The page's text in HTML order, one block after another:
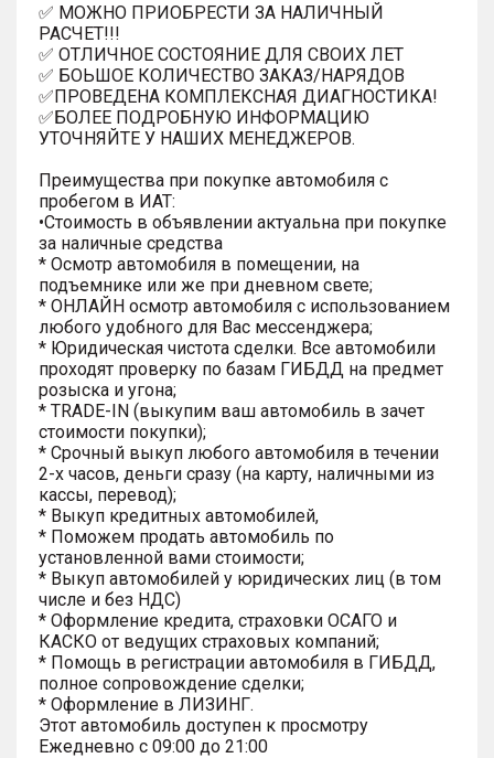
✅ МОЖНО ПРИОБРЕСТИ ЗА НАЛИЧНЫЙ
РАСЧЕТ!!!
✅ ОТЛИЧНОЕ СОСТОЯНИЕ ДЛЯ СВОИХ ЛЕТ
✅ БОЬШОЕ КОЛИЧЕСТВО ЗАКАЗ/НАРЯДОВ
✅ПРОВЕДЕНА КОМПЛЕКСНАЯ ДИАГНОСТИКА!
✅БОЛЕЕ ПОДРОБНУЮ ИНФОРМАЦИЮ
УТОЧНЯЙТЕ У НАШИХ МЕНЕДЖЕРОВ.
Преимущества при покупке автомобиля с
пробегом в ИАТ:
•Стоимость в объявлении актуальна при покупке
за наличные средства
* Осмотр автомобиля в помещении, на
подъемнике или же при дневном свете;
* ОНЛАЙН осмотр автомобиля с использованием
любого удобного для Вас мессенджера;
* Юридическая чистота сделки. Все автомобили
проходят проверку по базам ГИБДД на предмет
розыска и угона;
* TRADE-IN (выкупим ваш автомобиль в зачет
стоимости покупки);
* Срочный выкуп любого автомобиля в течении
2-х часов, деньги сразу (на карту, наличными из
кассы, перевод);
* Выкуп кредитных автомобилей,
* Поможем продать автомобиль по
установленной вами стоимости;
* Выкуп автомобилей у юридических лиц (в том
числе и без НДС)
* Оформление кредита, страховки ОСАГО и
КАСКО от ведущих страховых компаний;
* Помощь в регистрации автомобиля в ГИБДД,
полное сопровождение сделки;
* Оформление в ЛИЗИНГ.
Этот автомобиль доступен к просмотру
Ежедневно с 09:00 до 21:00